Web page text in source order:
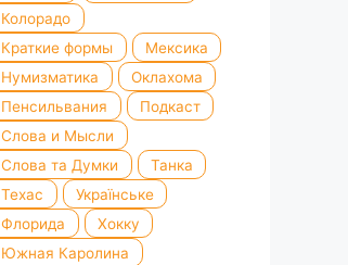
Колорадо
Краткие формы
Мексика
Нумизматика
Оклахома
Пенсильвания
Подкаст
Слова и Мысли
Слова та Думки
Танка
Техас
Українське
Флорида
Хокку
Южная Каролина